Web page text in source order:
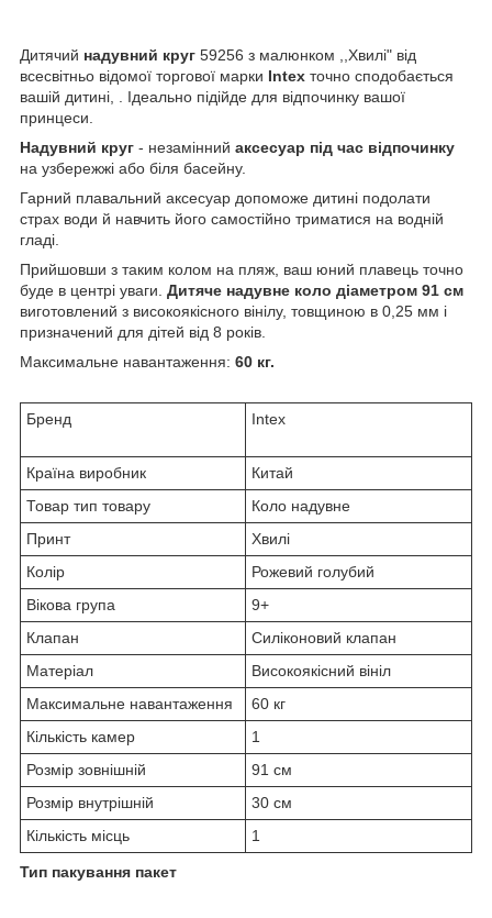
Дитячий надувний круг 59256 з малюнком ,,Хвилі" від
всесвітньо відомої торгової марки Intex точно сподобається
вашій дитині, . Ідеально підійде для відпочинку вашої
принцеси.
Надувний круг - незамінний аксесуар під час відпочинку
на узбережжі або біля басейну.
Гарний плавальний аксесуар допоможе дитині подолати
страх води й навчить його самостійно триматися на водній
гладі.
Прийшовши з таким колом на пляж, ваш юний плавець точно
буде в центрі уваги. Дитяче надувне коло діаметром 91 см
виготовлений з високоякісного вінілу, товщиною в 0,25 мм і
призначений для дітей від 8 років.
Максимальне навантаження: 60 кг.
Бренд Intex
Країна виробник
Китай
Товар тип товару
Коло надувне
Принт
Хвилі
Колір
Рожевий голубий
Вікова група
9+
Клапан
Силіконовий клапан
Матеріал
Високоякісний вініл
Максимальне навантаження
60 кг
Кількість камер
1
Розмір зовнішній
91 см
Розмір внутрішній
30 см
Кількість місць
1
Тип пакування пакет